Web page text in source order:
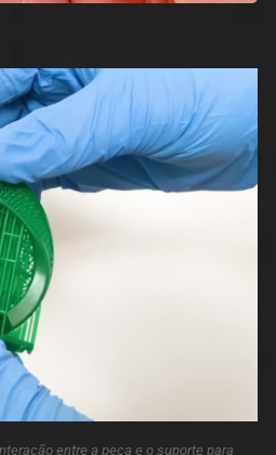
entre a peça e o suporte para